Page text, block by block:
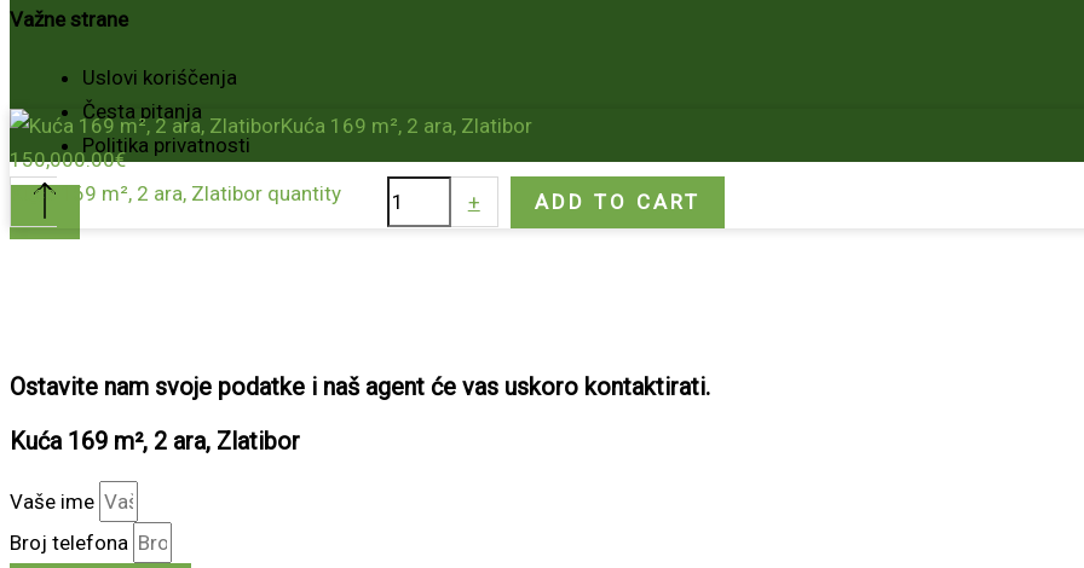
Važne strane
Uslovi koriśčenja
Česta pitanja
Politika privatnosti
Kuća 169 m², 2 ara, Zlatibor
150,000.00€
-
Kuća 169 m², 2 ara, Zlatibor quantity + ADD TO CART
Ostavite nam svoje podatke i naš agent će vas uskoro kontaktirati.
Kuća 169 m², 2 ara, Zlatibor
Vaše ime
Broj telefona